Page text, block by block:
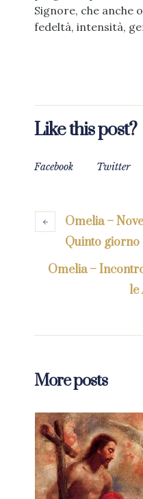
Signore, che anche
fedeltà, intensità,
Like this post?
Facebook Twitter
Omelia –
Quinto giorno
Omelia –
le
More posts